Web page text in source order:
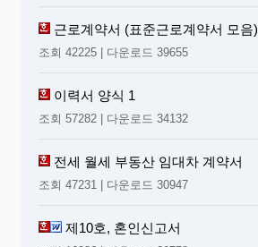
근로계약서 (표준근로계약서 모음)
조회 42225 | 다운로드 39655
이력서 양식 1
조회 57282 | 다운로드 34132
전세 월세 부동산 임대차 계약서
조회 47231 | 다운로드 30947
제10호, 혼인신고서